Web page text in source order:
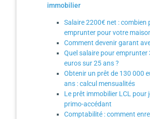
immobilier
Salaire 2200€ net : combien
emprunter pour votre
Comment devenir garant
Quel salaire pour emprunter
euros sur 25 ans ?
Obtenir un prêt de 130 000
ans : calcul mensualités
Le prêt immobilier LCL pour
primo-accédant
Comptabilité : comment